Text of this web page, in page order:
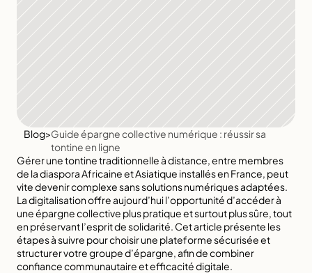
Blog>Guide épargne collective numérique : réussir sa
tontine en ligne
Gérer une tontine traditionnelle à distance, entre membres
de la diaspora Africaine et Asiatique installés en France, peut
vite devenir complexe sans solutions numériques adaptées.
La digitalisation offre aujourd’hui l’opportunité d’accéder à
une épargne collective plus pratique et surtout plus sûre, tout
en préservant l’esprit de solidarité. Cet article présente les
étapes à suivre pour choisir une plateforme sécurisée et
structurer votre groupe d’épargne, afin de combiner
confiance communautaire et efficacité digitale.